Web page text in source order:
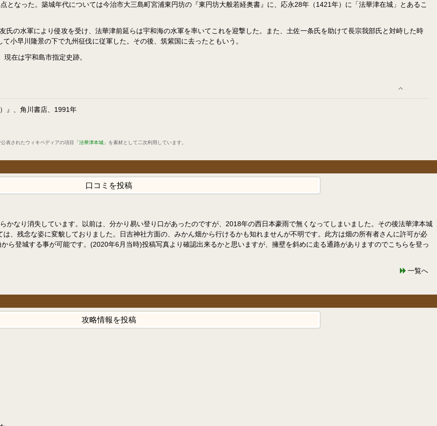
となった。築城年代については今治市大三島町宮浦東円坊の『東円坊大般若経奥書』に、応永28年（1421年）に「法華津在城」とあるこ
の水軍により侵攻を受け、法華津前延らは宇和海の水軍を率いてこれを迎撃した。また、土佐一条氏を助けて長宗我部氏と対峙した時
小早川隆景の下で九州征伐に従軍した。その後、筑紫国に去ったともいう。
在は宇和島市指定史跡。
』、角川書店、1991年
表されたウィキペディアの項目 「法華津本城」 を素材として二次利用しています。
口コミを投稿
かなり消失しています。以前は、分かり易い登り口があったのですが、2018年の西日本豪雨で無くなってしまいました。その後法華津本城
、残念な姿に変貌しておりました。日吉神社方面の、みかん畑から行けるかも知れませんが不明です。此方は畑の所有者さんに許可が必
ら登城する事が可能です。(2020年6月当時)投稿写真より確認出来るかと思いますが、擁壁を斜めに走る通路がありますのでこちらを登っ
一覧へ
攻略情報を投稿